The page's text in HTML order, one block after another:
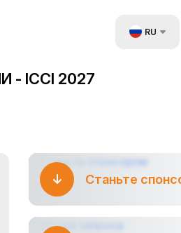
RU
ICCI 2027
Станьте